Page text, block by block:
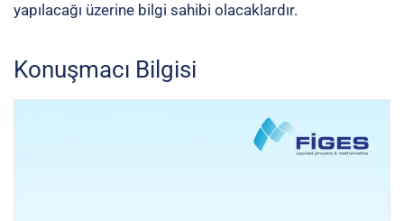
yapılacağı üzerine bilgi sahibi olacaklardır.
Konuşmacı Bilgisi